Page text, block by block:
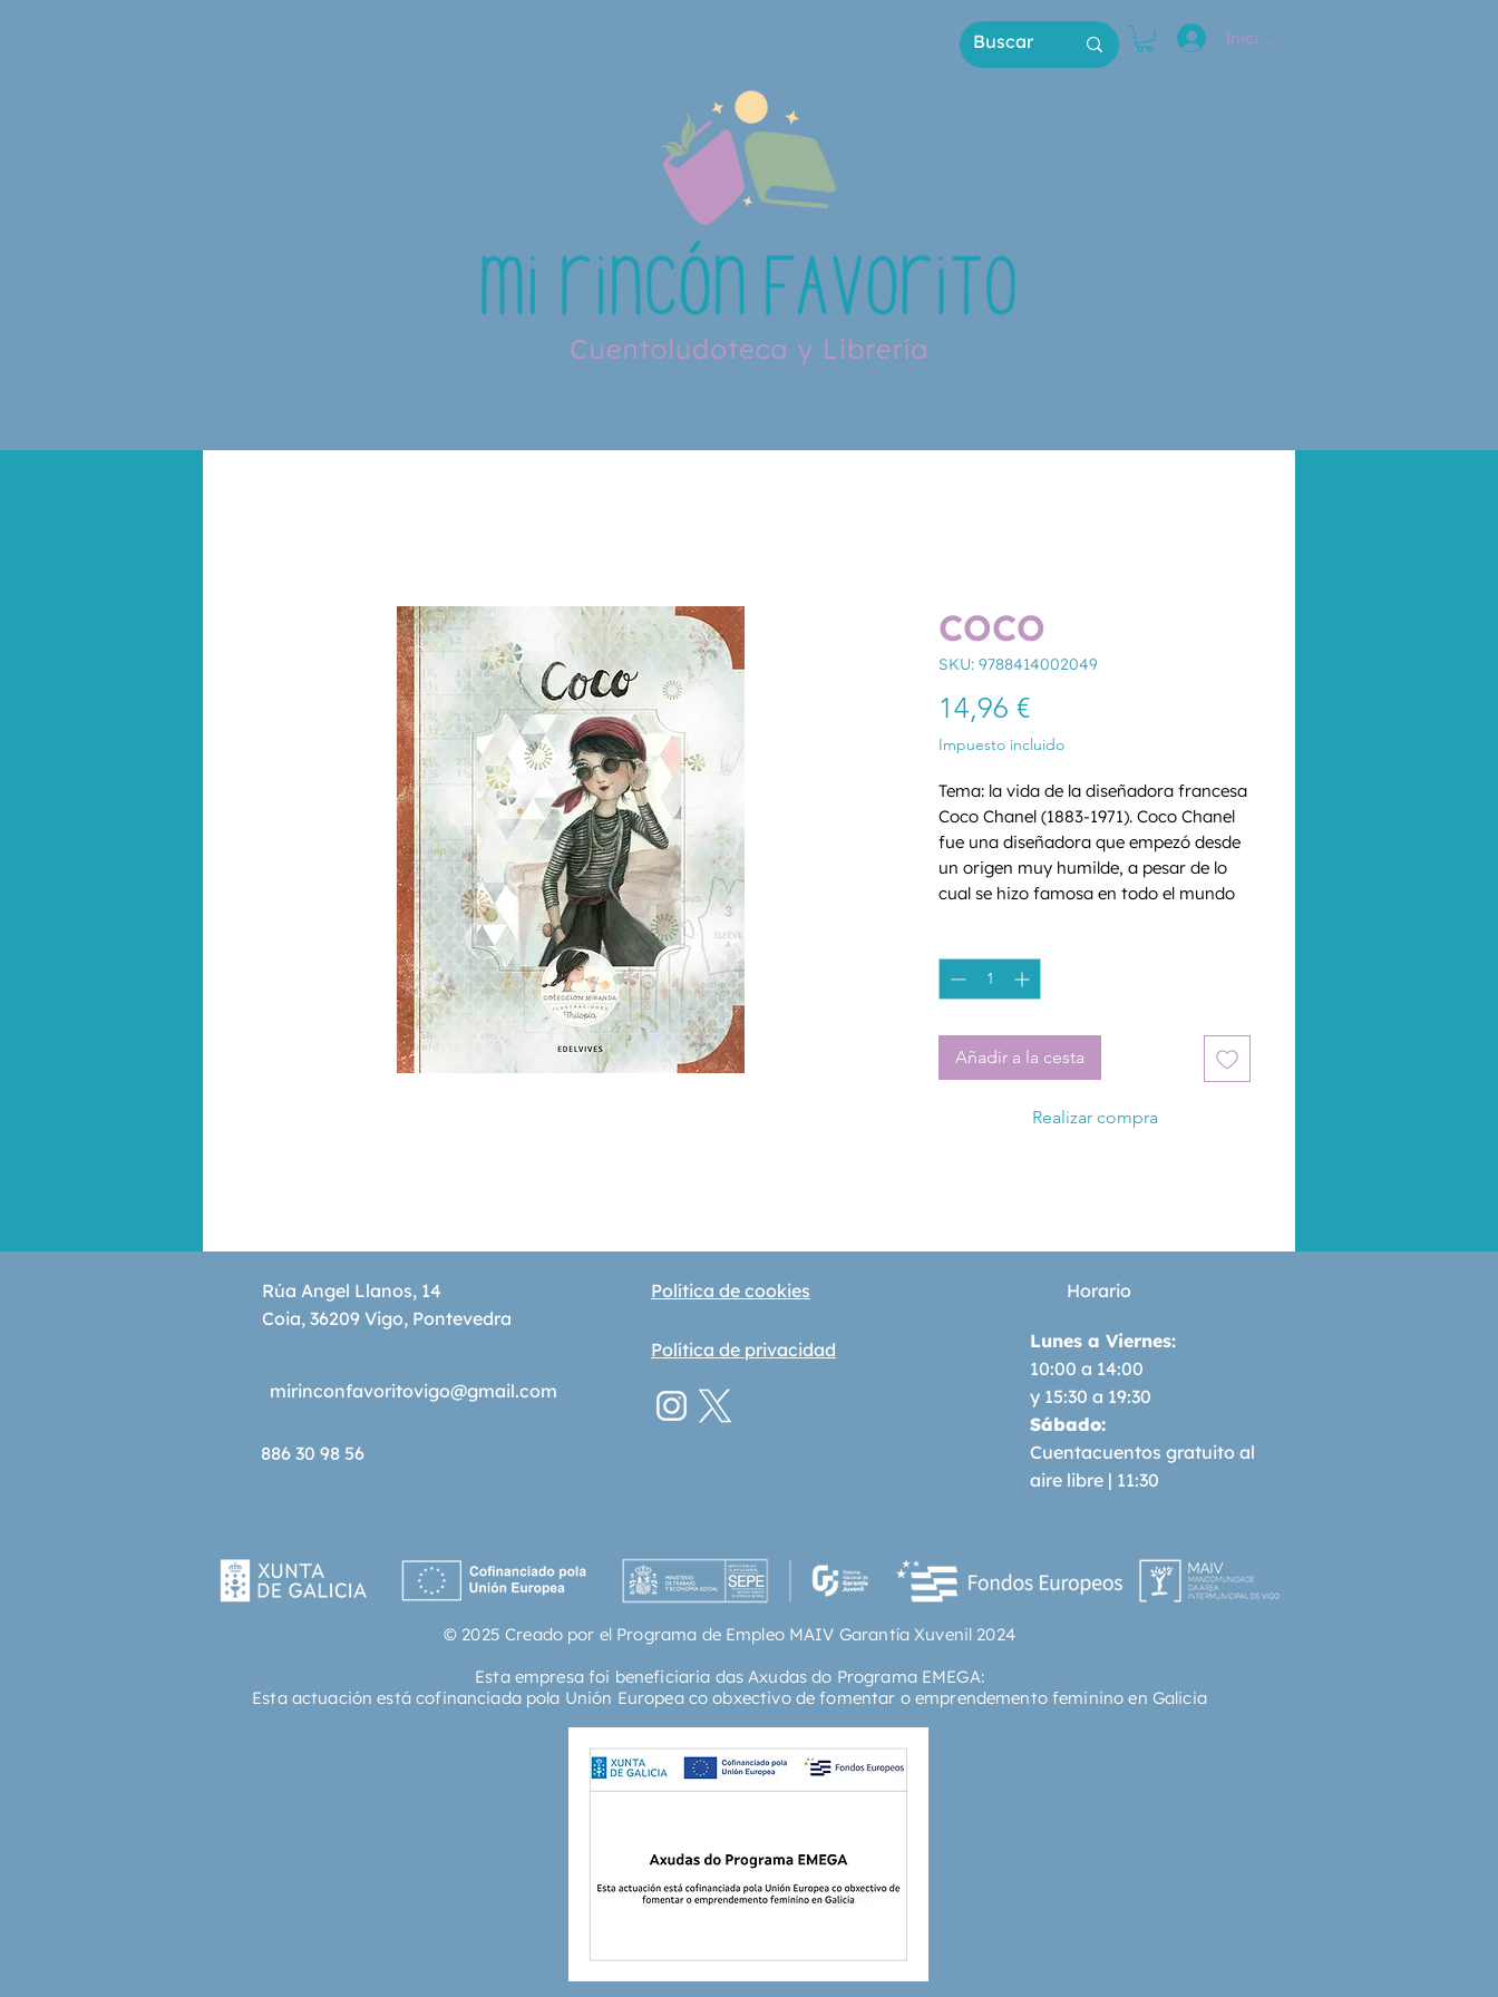
Iniciar sesión
COCO
SKU: 9788414002049
14,96 €Precio
Impuesto incluido
Tema: la vida de la diseñadora francesa
Coco Chanel (1883-1971). Coco Chanel
fue una diseñadora que empezó desde
un origen muy humilde, a pesar de lo
cual se hizo famosa en todo el mundo
nazis, su vida es una muestra de las
múltiples facetas que puede tener un
Añadir a la cesta
Realizar compra
Rúa Angel Llanos, 14
Coia, 36209 Vigo, Pontevedra
mirinconfavoritovigo@gmail.com
886 30 98 56
Política de cookies
Política de privacidad
Horario
Lunes a Viernes:
10:00 a 14:00
y 15:30 a 19:30
Sábado:
Cuentacuentos gratuito al
aire libre | 11:30
© 2025 Creado por el Programa de Empleo MAIV Garantía Xuvenil 2024
Esta empresa foi beneficiaria das Axudas do Programa EMEGA:
Esta actuación está cofinanciada pola Unión Europea co obxectivo de fomentar o emprendemento feminino en Galicia